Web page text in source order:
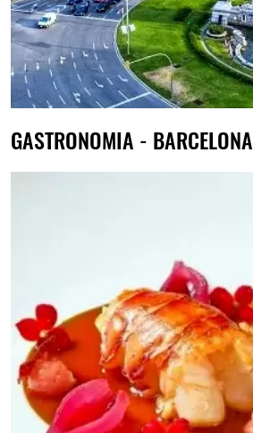
GASTRONOMIA - BARCELONA